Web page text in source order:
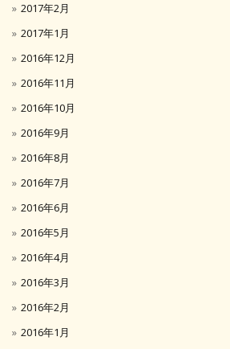
2017年2月
2017年1月
2016年12月
2016年11月
2016年10月
2016年9月
2016年8月
2016年7月
2016年6月
2016年5月
2016年4月
2016年3月
2016年2月
2016年1月